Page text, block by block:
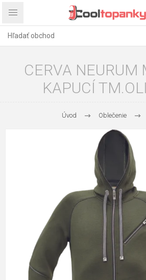
CERVA NEURUM
KAPUCÍ
Úvod Oblečenie